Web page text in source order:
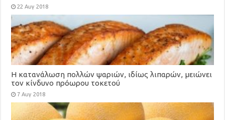
22 Αυγ 2018
Η κατανάλωση πολλών ψαριών, ιδίως λιπαρών, μειώνει
τον κίνδυνο πρόωρου τοκετού
7 Αυγ 2018